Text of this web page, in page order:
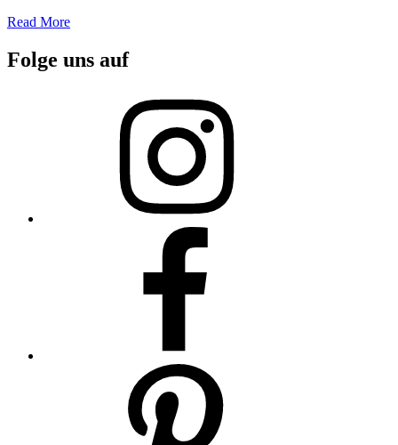
Read More
Folge uns auf